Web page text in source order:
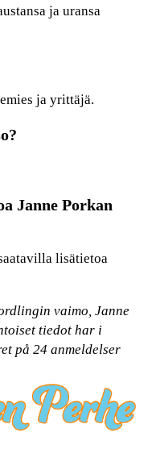
ja uransa
ja yrittäjä.
Janne Porkan
lisätietoa
vaimo, Janne
tiedot har i
på 24 anmeldelser